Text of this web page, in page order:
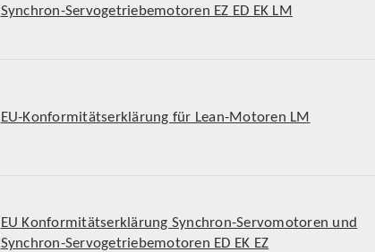
Synchron-Servogetriebemotoren EZ ED EK LM
EU-Konformitätserklärung für Lean-Motoren LM
EU Konformitätserklärung Synchron-Servomotoren und
Synchron-Servogetriebemotoren ED EK EZ